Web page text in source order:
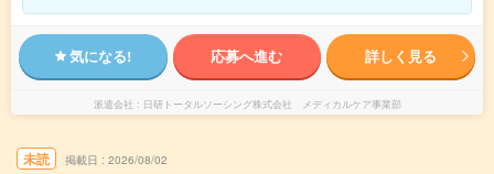
気になる! 応募へ進む 詳しく見る
派遣会社 日研トータルソーシング株式会社 メディカルケア事業部
未読 掲載日 2026/08/02